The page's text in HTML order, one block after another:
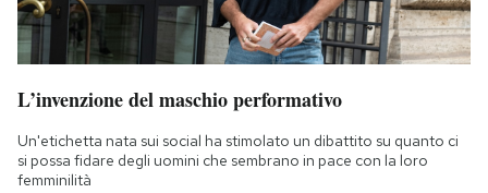
L’invenzione del maschio performativo
Un'etichetta nata sui social ha stimolato un dibattito su quanto ci
si possa fidare degli uomini che sembrano in pace con la loro
femminilità